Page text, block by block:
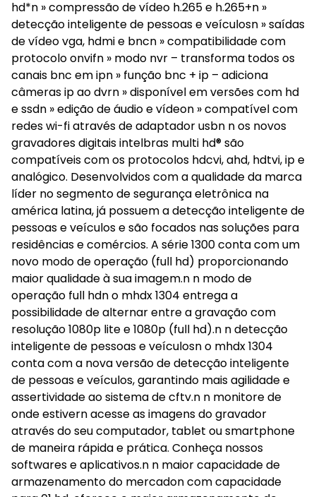
hd*n » compressão de vídeo h.265 e h.265+n »
detecção inteligente de pessoas e veículosn » saídas
de vídeo vga, hdmi e bncn » compatibilidade com
protocolo onvifn » modo nvr – transforma todos os
canais bnc em ipn » função bnc + ip – adiciona
câmeras ip ao dvrn » disponível em versões com hd
e ssdn » edição de áudio e vídeon » compatível com
redes wi-fi através de adaptador usbn n os novos
gravadores digitais intelbras multi hd® são
compatíveis com os protocolos hdcvi, ahd, hdtvi, ip e
analógico. Desenvolvidos com a qualidade da marca
líder no segmento de segurança eletrônica na
américa latina, já possuem a detecção inteligente de
pessoas e veículos e são focados nas soluções para
residências e comércios. A série 1300 conta com um
novo modo de operação (full hd) proporcionando
maior qualidade à sua imagem.n n modo de
operação full hdn o mhdx 1304 entrega a
possibilidade de alternar entre a gravação com
resolução 1080p lite e 1080p (full hd).n n detecção
inteligente de pessoas e veículosn o mhdx 1304
conta com a nova versão de detecção inteligente
de pessoas e veículos, garantindo mais agilidade e
assertividade ao sistema de cftv.n n monitore de
onde estivern acesse as imagens do gravador
através do seu computador, tablet ou smartphone
de maneira rápida e prática. Conheça nossos
softwares e aplicativos.n n maior capacidade de
armazenamento do mercadon com capacidade